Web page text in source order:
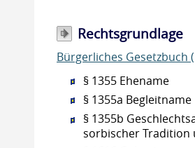
Rechtsgrundlage
Bürgerliches Gesetzbuch
§ 1355 Ehename
§ 1355a Begleitname
§ 1355b
sorbischer Tradition